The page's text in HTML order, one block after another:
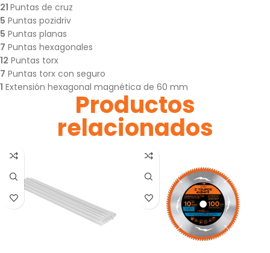
21 Puntas de cruz
5 Puntas pozidriv
5 Puntas planas
7 Puntas hexagonales
12 Puntas torx
7 Puntas torx con seguro
1 Extensión hexagonal magnética de 60 mm
Productos
relacionados